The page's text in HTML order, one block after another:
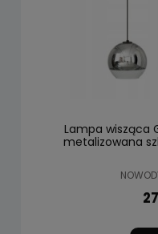
Lampa wisząca
metalizowana